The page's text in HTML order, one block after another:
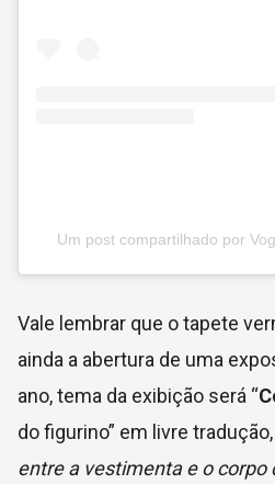
Um post compartilhado por
Vale lembrar que o tapete
ainda a abertura de uma
ano, tema da exibição será “
do figurino” em livre tradução,
entre a vestimenta e o corpo